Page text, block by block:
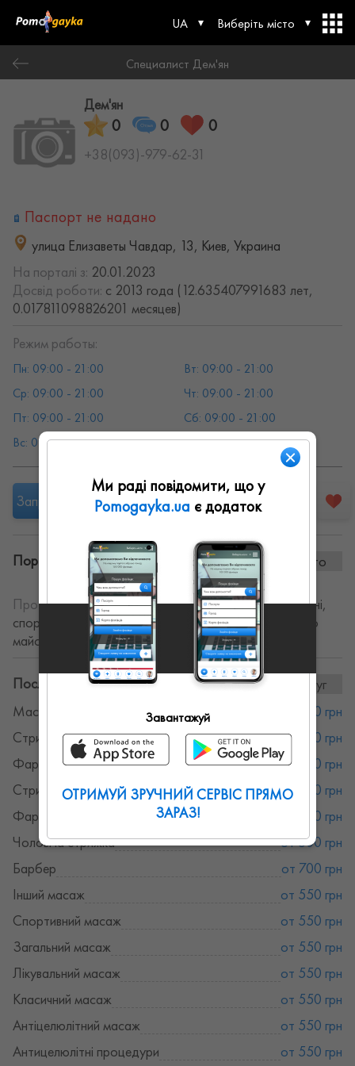
UA Виберіть місто
Специалист Дем'ян
Дем'ян
0 0 0
+38(093)-979-62-31
Паспорт не надано
улица Елизаветы Чавдар, 13, Киев, Украина
На порталі з: 20.01.2023
Досвід роботи: с 2013 года (12.635407991683 лет,
0.017811098826201 месяцев)
Режим работы:
Пн: 09:00 - 21:00
Вт: 09:00 - 21:00
Ср: 09:00 - 21:00
Чт: 09:00 - 21:00
Пт: 09:00 - 21:00
Сб: 09:00 - 21:00
Вс: 09:00 - 21:00
Запропонувати роботу
Портфоліо винаних робіт: 0 фото
Про себе:Майстер по масажу. Роблю масажі класичні,
спортивні та антицилюлітні. Працюю в салоні. Маємо
майстрів барбера та перукаря.
Послуги та ціни:
16послуг
Масаж
от 550 грн
Стрижка бороди
от 200 грн
Фарбування бороди
от 200 грн
Стрижка
от 400 грн
Фарбування волосся
от 1500 грн
Чоловіча стрижка
от 500 грн
Барбер
от 700 грн
Інший масаж
от 550 грн
Спортивний масаж
от 550 грн
Загальний масаж
от 550 грн
Лікувальний масаж
от 550 грн
Класичний масаж
от 550 грн
Антіцелюлітний масаж
от 550 грн
Антицелюлітні процедури
от 550 грн
Ми раді повідомити, що у
Pomogayka.ua є додаток
Завантажуй
ОТРИМУЙ ЗРУЧНИЙ СЕРВІС ПРЯМО
ЗАРАЗ!